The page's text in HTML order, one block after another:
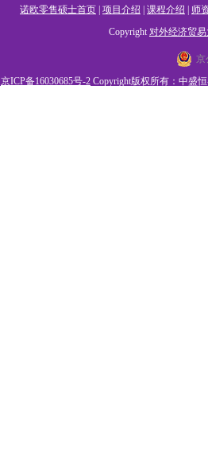
诺欧零售硕士首页 项目介绍 课程介绍
师
Copyright 对外经济贸
京
京ICP备16030685号-2 Copyright版权所有：中盛